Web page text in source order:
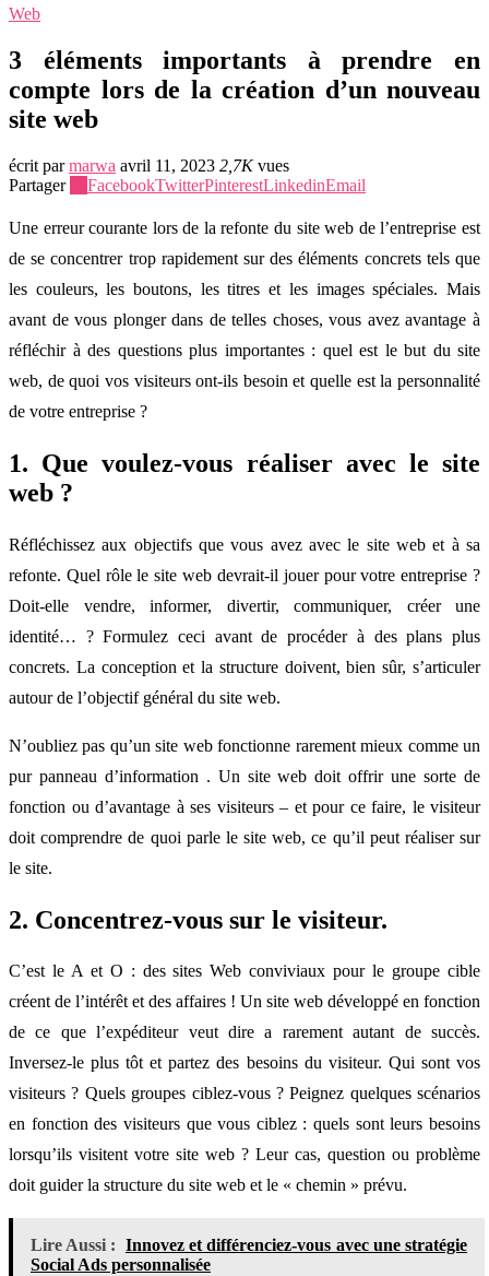
Web
3 éléments importants à prendre en
compte lors de la création d’un nouveau
site web
écrit parmarwa avril 11, 2023 2,7Kvues
Partager
FacebookTwitterPinterestLinkedinEmail
Une erreur courante lors de la refonte du site web de l’entreprise est
de se concentrer trop rapidement sur des éléments concrets tels que
les couleurs, les boutons, les titres et les images spéciales. Mais
avant de vous plonger dans de telles choses, vous avez avantage à
réfléchir à des questions plus importantes : quel est le but du site
web, de quoi vos visiteurs ont-ils besoin et quelle est la personnalité
de votre entreprise ?
1. Que voulez-vous réaliser avec le site
web ?
Réfléchissez aux objectifs que vous avez avec le site web et à sa
refonte. Quel rôle le site web devrait-il jouer pour votre entreprise ?
Doit-elle vendre, informer, divertir, communiquer, créer une
identité… ? Formulez ceci avant de procéder à des plans plus
concrets. La conception et la structure doivent, bien sûr, s’articuler
autour de l’objectif général du site web.
N’oubliez pas qu’un site web fonctionne rarement mieux comme un
pur panneau d’information . Un site web doit offrir une sorte de
fonction ou d’avantage à ses visiteurs – et pour ce faire, le visiteur
doit comprendre de quoi parle le site web, ce qu’il peut réaliser sur
le site.
2. Concentrez-vous sur le visiteur.
C’est le A et O : des sites Web conviviaux pour le groupe cible
créent de l’intérêt et des affaires ! Un site web développé en fonction
de ce que l’expéditeur veut dire a rarement autant de succès.
Inversez-le plus tôt et partez des besoins du visiteur. Qui sont vos
visiteurs ? Quels groupes ciblez-vous ? Peignez quelques scénarios
en fonction des visiteurs que vous ciblez : quels sont leurs besoins
lorsqu’ils visitent votre site web ? Leur cas, question ou problème
doit guider la structure du site web et le « chemin » prévu.
Lire Aussi : Innovez et différenciez-vous avec une stratégie
Social Ads personnalisée